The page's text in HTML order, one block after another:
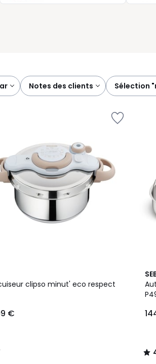
notes des clients sélection
clipso minut' eco respect
€
4
/
5
/